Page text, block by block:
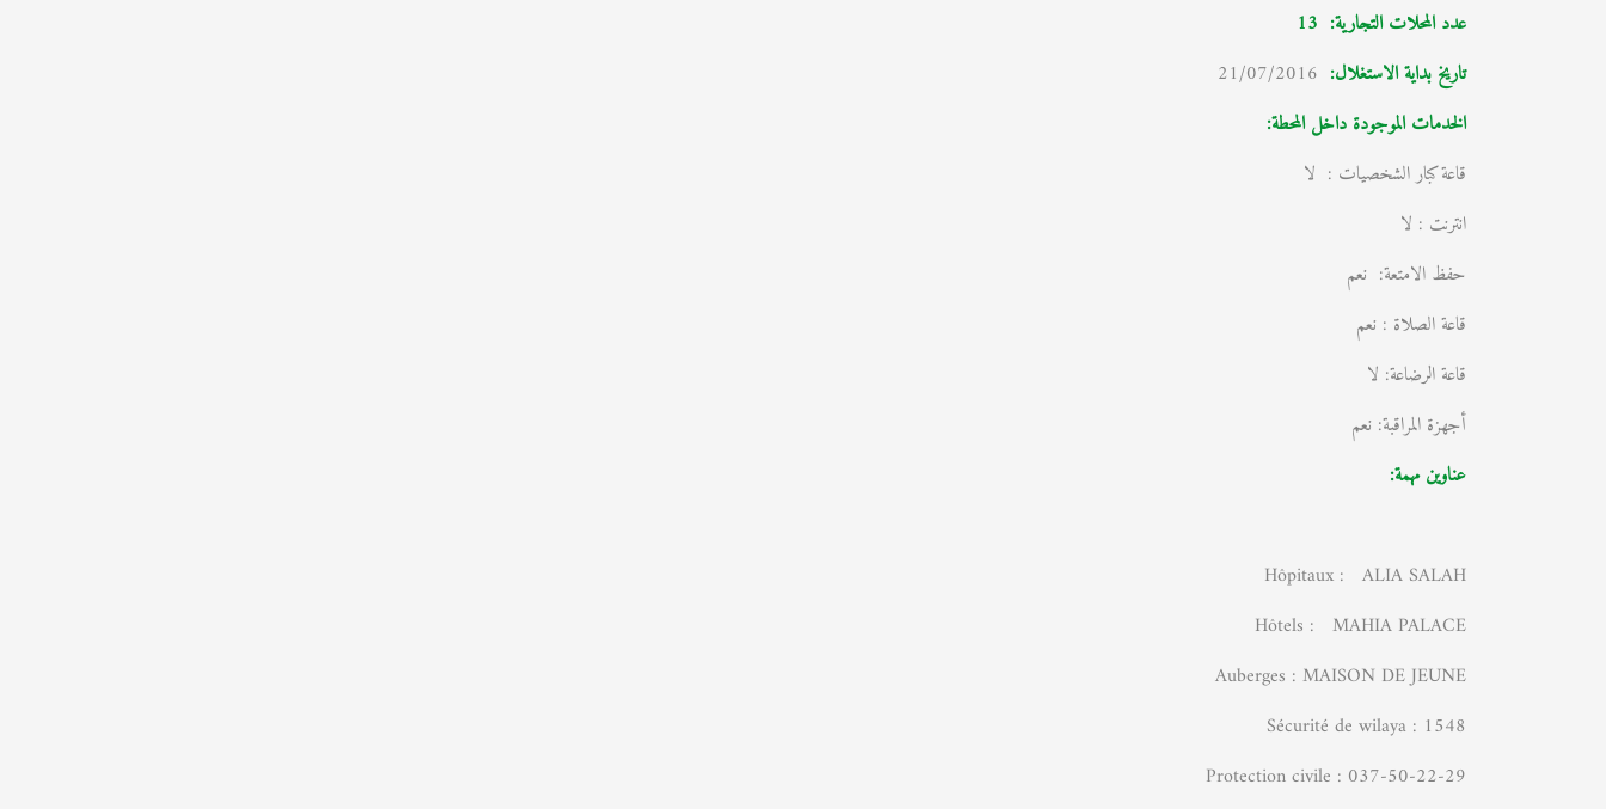
عدد المحلات التجارية: 13
تاريخ بداية الاستغلال:
21/07/2016
الخدمات الموجودة داخل المحطة:
قاعة كبار الشخصيات : لا
انترنت : لا
حفظ الامتعة: نعم
قاعة الصلاة : نعم
قاعة الرضاعة: لا
أجهزة المراقبة: نعم
عناوين مهمة:
Hôpitaux : ALIA SALAH
Hôtels : MAHIA PALACE
Auberges : MAISON DE JEUNE
Sécurité de wilaya : 1548
Protection civile : 037-50-22-29